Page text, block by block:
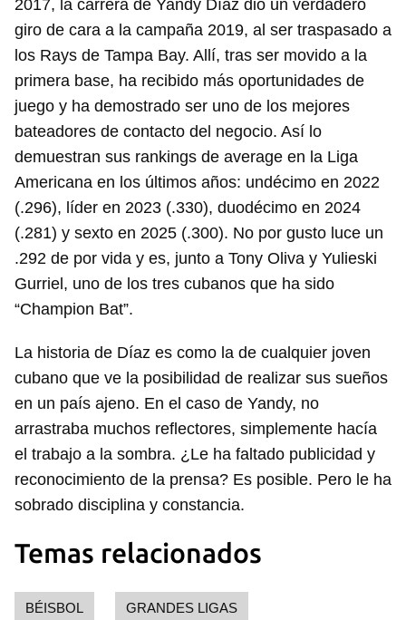
Guardar como favorito
Para poder guardar como favorito, primero has de
INICIAR SESIÓN CANCELAR
2017, la carrera de Yandy Díaz dio un verdadero
giro de cara a la campaña 2019, al ser traspasado a
los Rays de Tampa Bay. Allí, tras ser movido a la
primera base, ha recibido más oportunidades de
juego y ha demostrado ser uno de los mejores
bateadores de contacto del negocio. Así lo
demuestran sus rankings de average en la Liga
Americana en los últimos años: undécimo en 2022
(.296), líder en 2023 (.330), duodécimo en 2024
(.281) y sexto en 2025 (.300). No por gusto luce un
.292 de por vida y es, junto a Tony Oliva y Yulieski
Gurriel, uno de los tres cubanos que ha sido
“Champion Bat”.
La historia de Díaz es como la de cualquier joven
cubano que ve la posibilidad de realizar sus sueños
en un país ajeno. En el caso de Yandy, no
arrastraba muchos reflectores, simplemente hacía
el trabajo a la sombra. ¿Le ha faltado publicidad y
reconocimiento de la prensa? Es posible. Pero le ha
sobrado disciplina y constancia.
Temas relacionados
BÉISBOL GRANDES LIGAS